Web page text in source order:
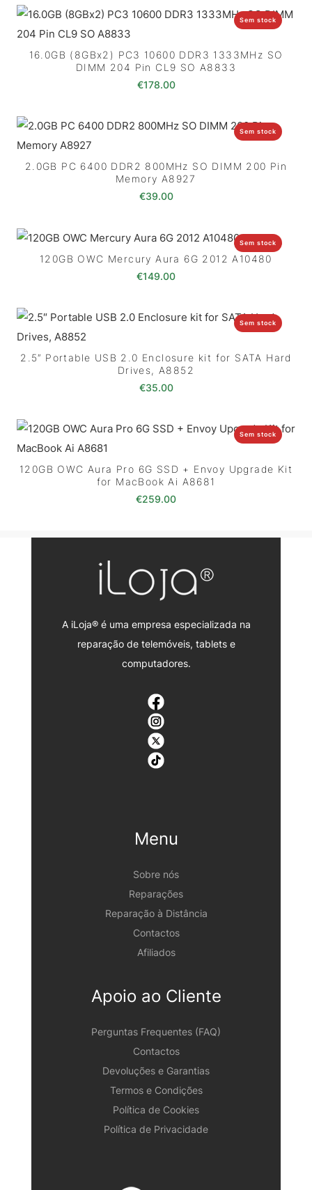
Sem stock
16.0GB (8GBx2) PC3 10600 DDR3 1333MHz SO
DIMM 204 Pin CL9 SO A8833
€178.00
Sem stock
2.0GB PC 6400 DDR2 800MHz SO DIMM 200 Pin
Memory A8927
€39.00
Sem stock
120GB OWC Mercury Aura 6G 2012 A10480
€149.00
Sem stock
2.5″ Portable USB 2.0 Enclosure kit for SATA Hard
Drives, A8852
€35.00
Sem stock
120GB OWC Aura Pro 6G SSD + Envoy Upgrade Kit
for MacBook Ai A8681
€259.00
A iLoja® é uma empresa especializada na
reparação de telemóveis, tablets e
computadores.
Menu
Sobre nós
Reparações
Reparação à Distância
Contactos
Afiliados
Apoio ao Cliente
Perguntas Frequentes (FAQ)
Contactos
Devoluções e Garantias
Termos e Condições
Política de Cookies
Política de Privacidade